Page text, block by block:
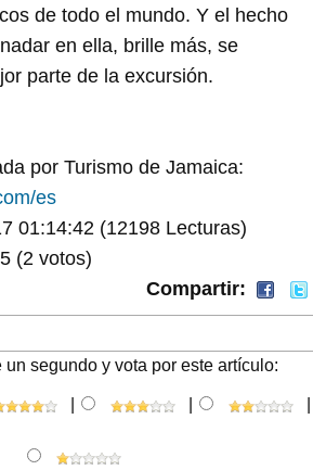
de todo el mundo. Y el hecho
en ella, brille más, se
parte de la excursión.
por Turismo de Jamaica:
es
01:14:42 (12198 Lecturas)
(2 votos)
Compartir:
un segundo y vota por este artículo: